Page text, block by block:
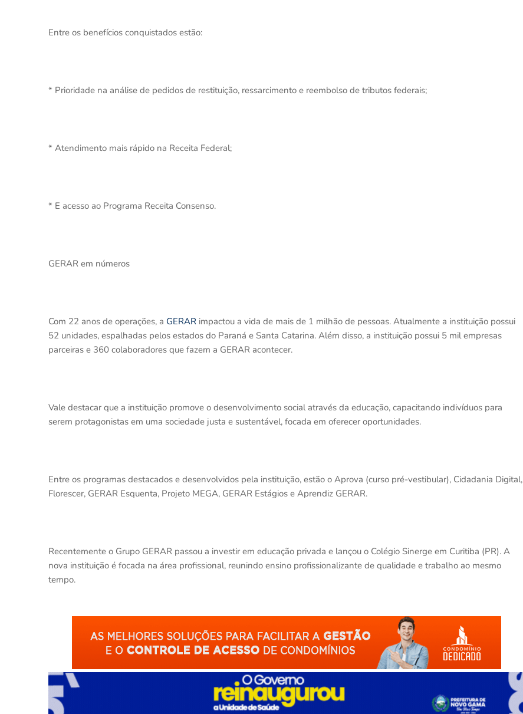
Entre os benefícios conquistados estão:
* Prioridade na análise de pedidos de restituição, ressarcimento e reembolso de tributos federais;
* Atendimento mais rápido na Receita Federal;
* E acesso ao Programa Receita Consenso.
GERAR em números
Com 22 anos de operações, a GERAR impactou a vida de mais de 1 milhão de pessoas. Atualmente a instituição possui
52 unidades, espalhadas pelos estados do Paraná e Santa Catarina. Além disso, a instituição possui 5 mil empresas
parceiras e 360 colaboradores que fazem a GERAR acontecer.
Vale destacar que a instituição promove o desenvolvimento social através da educação, capacitando indivíduos para
serem protagonistas em uma sociedade justa e sustentável, focada em oferecer oportunidades.
Entre os programas destacados e desenvolvidos pela instituição, estão o Aprova (curso pré-vestibular), Cidadania Digital,
Florescer, GERAR Esquenta, Projeto MEGA, GERAR Estágios e Aprendiz GERAR.
Recentemente o Grupo GERAR passou a investir em educação privada e lançou o Colégio Sinerge em Curitiba (PR). A
nova instituição é focada na área profissional, reunindo ensino profissionalizante de qualidade e trabalho ao mesmo
tempo.